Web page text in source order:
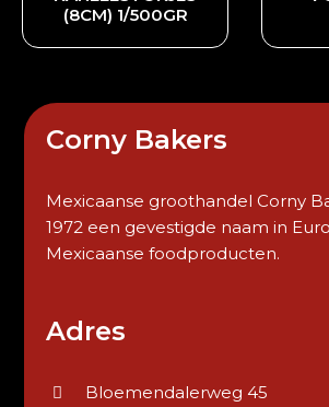
(8CM) 1/500GR
Corny Bakers
Mexicaanse groothandel Corny
1972 een gevestigde naam in
Mexicaanse foodproducten.
Adres
Bloemendalerweg 45